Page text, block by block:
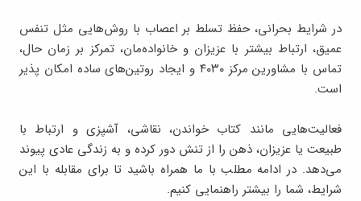
در شرایط بحرانی، حفظ تسلط بر اعصاب با روش‌هایی مثل تنفس
عمیق، ارتباط بیشتر با عزیزان و خانواده‌مان، تمرکز بر زمان حال،
تماس با مشاورین مرکز ۴۰۳۰ و ایجاد روتین‌های ساده امکان‌ پذیر
است.
فعالیت‌هایی مانند کتاب خواندن، نقاشی، آشپزی و ارتباط با
طبیعت یا عزیزان، ذهن را از تنش دور کرده و به زندگی عادی پیوند
می‌دهد. در ادامه مطلب با ما همراه باشید تا برای مقابله با این
شرایط، شما را بیشتر راهنمایی کنیم.